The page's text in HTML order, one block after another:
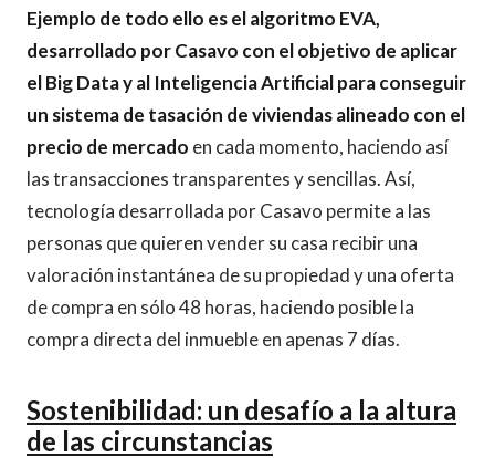
Ejemplo de todo ello es el algoritmo EVA,
desarrollado por Casavo con el objetivo de aplicar
el Big Data y al Inteligencia Artificial para conseguir
un sistema de tasación de viviendas alineado con el
precio de mercado en cada momento, haciendo así
las transacciones transparentes y sencillas. Así,
tecnología desarrollada por Casavo permite a las
personas que quieren vender su casa recibir una
valoración instantánea de su propiedad y una oferta
de compra en sólo 48 horas, haciendo posible la
compra directa del inmueble en apenas 7 días.
Sostenibilidad: un desafío a la altura
de las circunstancias